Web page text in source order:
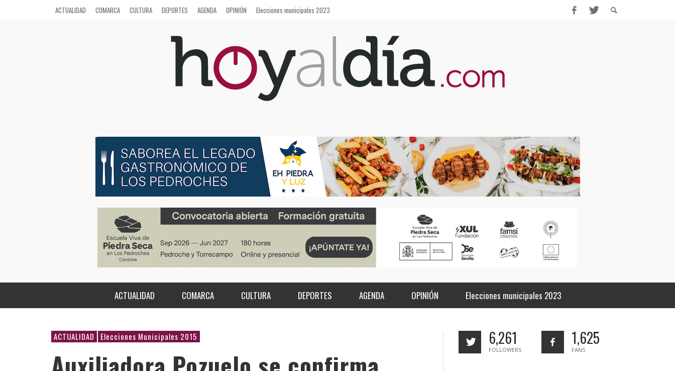
ACTUALIDAD COMARCA CULTURA DEPORTES AGENDA OPINIÓN Elecciones municipales 2023
ACTUALIDAD COMARCA CULTURA DEPORTES AGENDA OPINIÓN Elecciones municipales 2023
ACTUALIDAD Elecciones Municipales 2015 6,261
FOLLOWERS
1,625
FANS